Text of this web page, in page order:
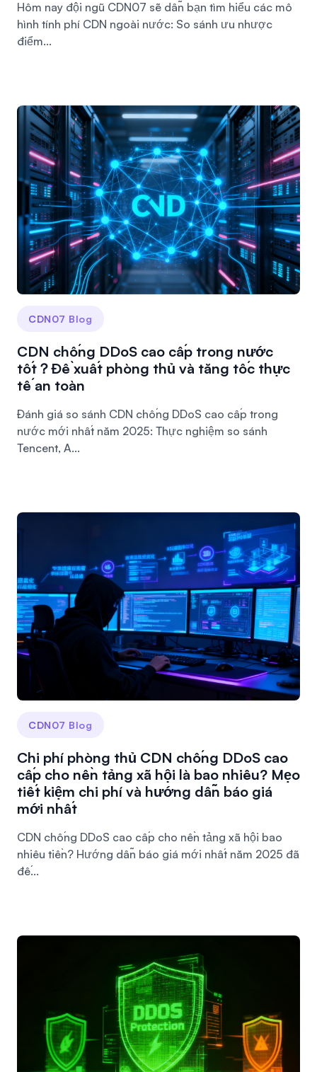
Hôm nay đội ngũ CDN07 sẽ dẫn bạn tìm hiểu các mô
hình tính phí CDN ngoài nước: So sánh ưu nhược
điểm...
CDN07 Blog
CDN chống DDoS cao cấp trong nước
tốt？Đề xuất phòng thủ và tăng tốc thực
tế an toàn
Đánh giá so sánh CDN chống DDoS cao cấp trong
nước mới nhất năm 2025: Thực nghiệm so sánh
Tencent, A...
CDN07 Blog
Chi phí phòng thủ CDN chống DDoS cao
cấp cho nền tảng xã hội là bao nhiêu? Mẹo
tiết kiệm chi phí và hướng dẫn báo giá
mới nhất
CDN chống DDoS cao cấp cho nền tảng xã hội bao
nhiêu tiền? Hướng dẫn báo giá mới nhất năm 2025 đã
đế...